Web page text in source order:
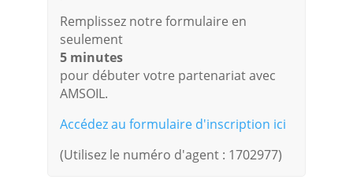
Remplissez notre formulaire en
seulement
5 minutes
pour débuter votre partenariat avec
AMSOIL.
Accédez au formulaire d'inscription ici
(Utilisez le numéro d'agent : 1702977)